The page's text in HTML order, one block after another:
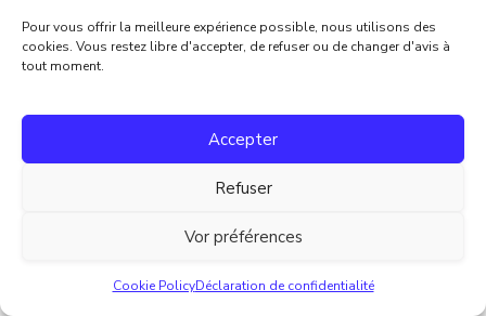
Pour vous offrir la meilleure expérience possible, nous utilisons des
cookies. Vous restez libre d'accepter, de refuser ou de changer d'avis à
tout moment.
Accepter
Refuser
Vor préférences
Cookie PolicyDéclaration de confidentialité
Bourgogne-Franche-Comté
Maison de campagne en pierre située en
Maison de campagne rénovée, 106 m², située à Flassy, un